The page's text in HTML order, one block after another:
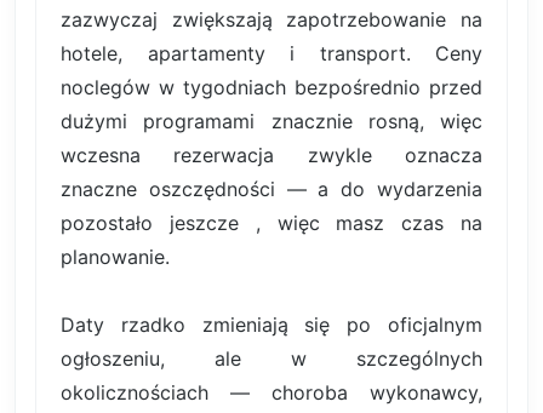
zazwyczaj zwiększają zapotrzebowanie na
hotele, apartamenty i transport. Ceny
noclegów w tygodniach bezpośrednio przed
dużymi programami znacznie rosną, więc
wczesna rezerwacja zwykle oznacza
znaczne oszczędności — a do wydarzenia
pozostało jeszcze , więc masz czas na
planowanie.
Daty rzadko zmieniają się po oficjalnym
ogłoszeniu, ale w szczególnych
okolicznościach — choroba wykonawcy,